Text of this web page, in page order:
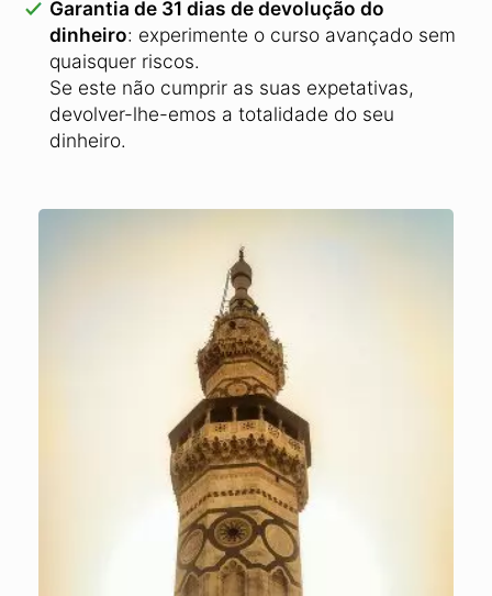
Garantia de 31 dias de devolução do
dinheiro: experimente o curso avançado sem
quaisquer riscos.
Se este não cumprir as suas expetativas,
devolver-lhe-emos a totalidade do seu
dinheiro.